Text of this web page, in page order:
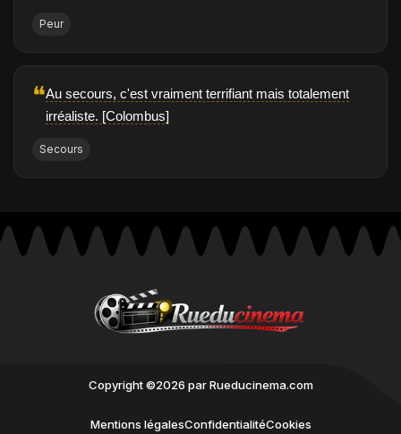
Peur
❝Au secours, c'est vraiment terrifiant mais totalement
irréaliste. [Colombus]
Secours
Copyright ©2026 par Rueducinema.com
Mentions légalesConfidentialitéCookies